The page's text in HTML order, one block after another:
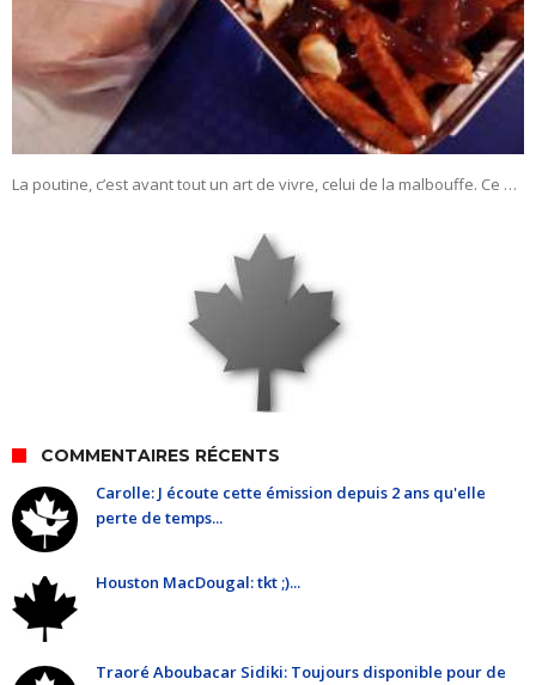
La poutine, c’est avant tout un art de vivre, celui de la malbouffe. Ce …
COMMENTAIRES RÉCENTS
Carolle: J écoute cette émission depuis 2 ans qu'elle
perte de temps...
Houston MacDougal: tkt ;)...
Traoré Aboubacar Sidiki: Toujours disponible pour de